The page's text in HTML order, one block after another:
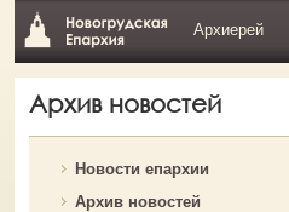
Архиерей
Архив новостей
Новости епархии
Архив новостей